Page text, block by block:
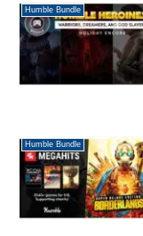
Humble Bundle
Humble Bundle